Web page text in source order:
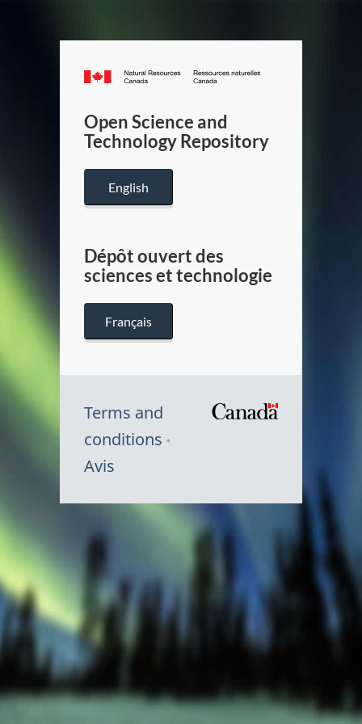
Canada.ca
/
Canada
Open Science and
Technology Repository
English
Dépôt ouvert des
sciences et technologie
Français
Terms and
conditions
Avis
Canada